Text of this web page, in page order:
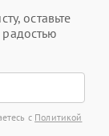
оставьте
с Политикой